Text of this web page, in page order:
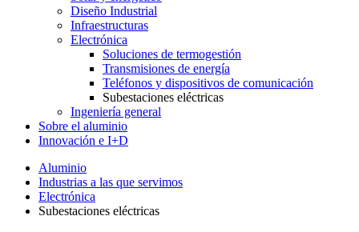
Diseño Industrial
Infraestructuras
Electrónica
Soluciones de termogestión
Transmisiones de energía
Teléfonos y dispositivos de comunicación
Subestaciones eléctricas
Ingeniería general
Sobre el aluminio
Innovación e I+D
Aluminio
Industrias a las que servimos
Electrónica
Subestaciones eléctricas